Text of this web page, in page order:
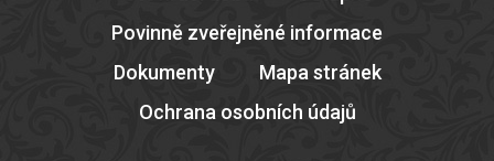
Povinně zveřejněné informace
Dokumenty
Mapa stránek
Ochrana osobních údajů